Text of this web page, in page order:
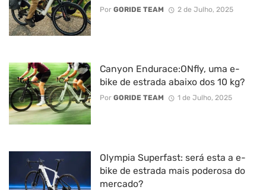
Por GORIDE TEAM 2 de Julho, 2025
Canyon Endurace:ONfly, uma e-
bike de estrada abaixo dos 10 kg?
Por GORIDE TEAM 1 de Julho, 2025
Olympia Superfast: será esta a e-
bike de estrada mais poderosa do
mercado?